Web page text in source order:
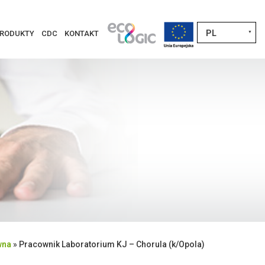
PL ▼
CDC KONTAKT
» Pracownik Laboratorium KJ – Chorula (k/Opola)